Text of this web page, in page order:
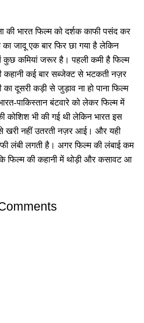
की भारत फिल्म को दर्शक काफी पसंद कर
का जादू एक बार फिर छा गया है लेकिन
कुछ कमियां जरूर है। पहली कमी है फिल्म
कहानी कई बार सब्जेक्ट से भटकती नज़र
दूसरी कड़ी से जुड़ाव ना हो पाना फिल्म
पाकिस्तान बंटवारे को लेकर फिल्म में
कोशिश भी की गई थी लेकिन भारत इस
खरी नहीं उतरती नज़र आई। और यही
लंबी लगती है। अगर फिल्म की लंबाई कम
फिल्म की कहानी में थोड़ी और कसावट आ